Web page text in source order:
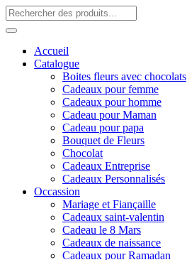
Accueil
Catalogue
Boites fleurs avec chocolats
Cadeaux pour femme
Cadeaux pour homme
Cadeau pour Maman
Cadeau pour papa
Bouquet de Fleurs
Chocolat
Cadeaux Entreprise
Cadeaux Personnalisés
Occassion
Mariage et Fiançaille
Cadeaux saint-valentin
Cadeau le 8 Mars
Cadeaux de naissance
Cadeaux pour Ramadan